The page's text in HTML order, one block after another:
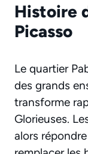
Histoire
Picasso
Le quartier
des grands
transforme
Glorieuses.
alors